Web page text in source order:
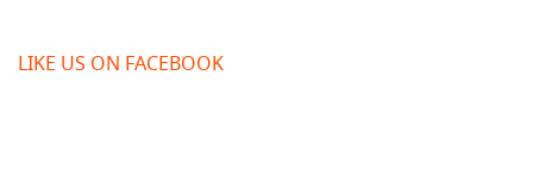
LIKE US ON FACEBOOK